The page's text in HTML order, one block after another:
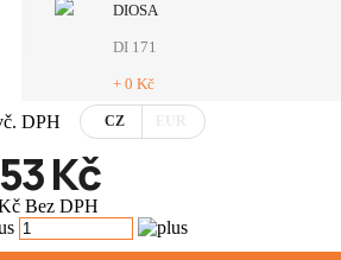
DIOSA
DI 171
+ 0 Kč
DPH CZ
Kč
Bez DPH